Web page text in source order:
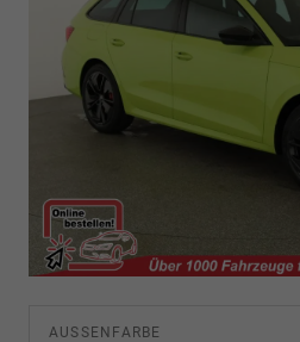
AUSSENFARBE